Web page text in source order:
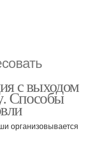
с выходом
Способы
организовывается